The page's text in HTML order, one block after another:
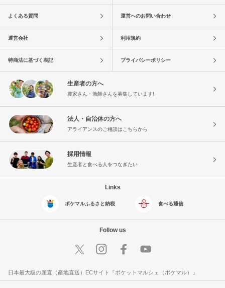
よくある質問 運営へのお問い合わせ
運営会社 利用規約
特商法に基づく表記 プライバシーポリシー
生産者の方へ
農家さん・漁師さんを募集しています!
法人・自治体の方へ
アライアンスのご相談はこちらから
採用情報
生産者と食べる人をつなぎたい
Links
ポケマルふるさと納税 食べる通信
Follow us
日本最大級の産直（産地直送）ECサイト『ポケットマルシェ（ポケマル）』